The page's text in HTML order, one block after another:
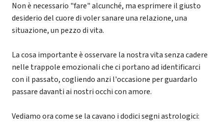
Non è necessario "fare" alcunché, ma esprimere il giusto
desiderio del cuore di voler sanare una relazione, una
situazione, un pezzo di vita.
La cosa importante è osservare la nostra vita senza cadere
nelle trappole emozionali che ci portano ad identificarci
con il passato, cogliendo anzi l'occasione per guardarlo
passare davanti ai nostri occhi con amore.
Vediamo ora come se la cavano i dodici segni astrologici: